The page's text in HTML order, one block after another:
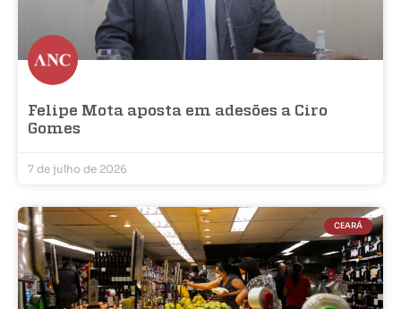
Felipe Mota aposta em adesões a Ciro
Gomes
7 de julho de 2026
CEARÁ